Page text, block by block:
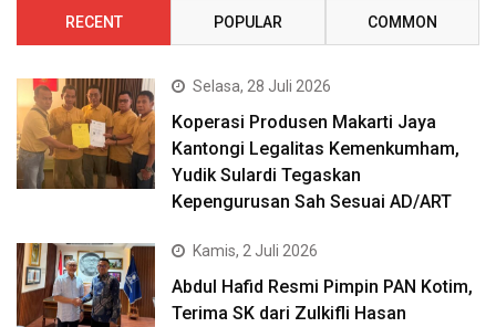
RECENT POPULAR COMMON
Selasa, 28 Juli 2026
Koperasi Produsen Makarti Jaya
Kantongi Legalitas Kemenkumham,
Yudik Sulardi Tegaskan
Kepengurusan Sah Sesuai AD/ART
Kamis, 2 Juli 2026
Abdul Hafid Resmi Pimpin PAN Kotim,
Terima SK dari Zulkifli Hasan